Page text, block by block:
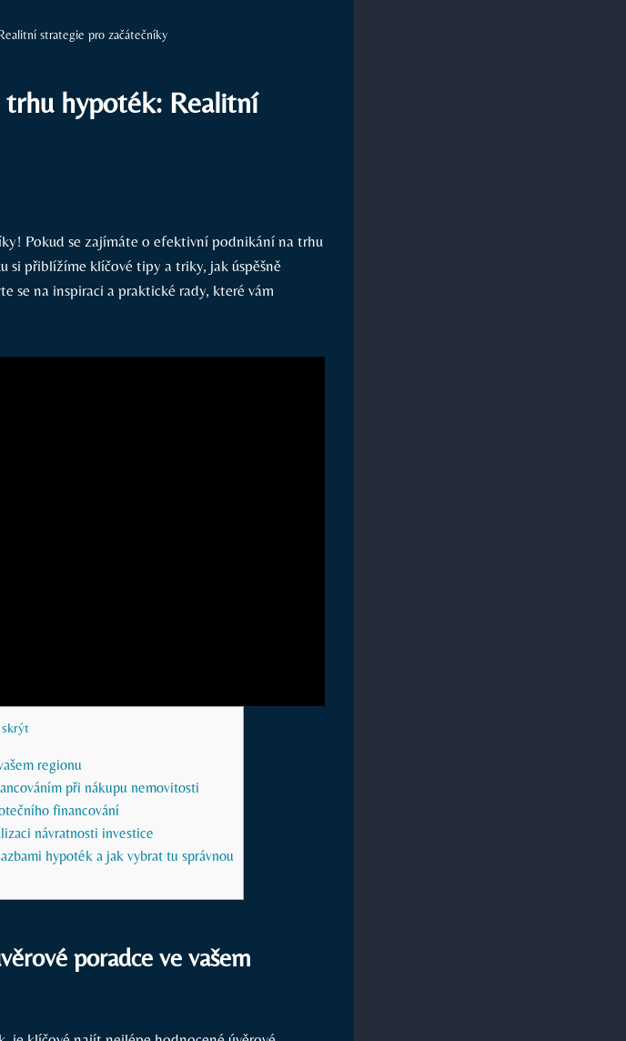
strategie pro začátečníky
hypoték: Realitní
Pokud se zajímáte o efektivní podnikání na trhu
si přiblížíme klíčové tipy a triky, jak úspěšně
se na inspiraci a praktické rady, které vám
skrýt
regionu
při nákupu nemovitosti
financování
návratnosti investice
hypoték a jak vybrat tu správnou
poradce ve vašem